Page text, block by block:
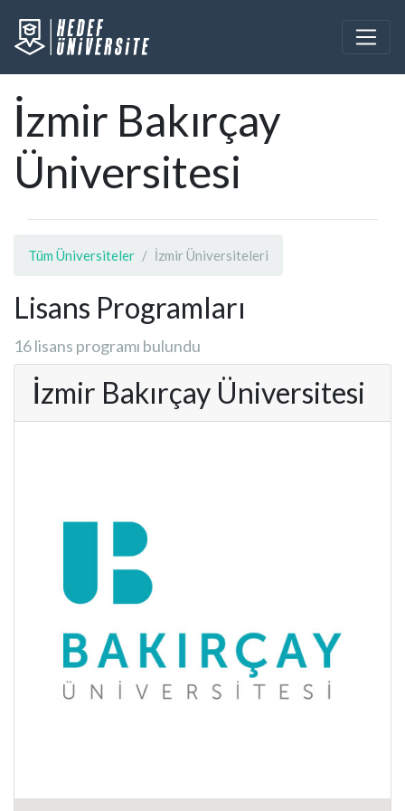
İzmir Bakırçay
Üniversitesi
Tüm Üniversiteler İzmir Üniversiteleri
Lisans Programları
16 lisans programı bulundu
İzmir Bakırçay Üniversitesi